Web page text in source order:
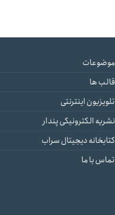
موضوعات
قالب ها
تلویزیون اینترنتی
نشریه الکترونیکی پندار
کتابخانه دیجیتال سراب
تماس با ما